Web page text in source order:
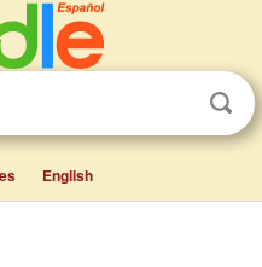
English